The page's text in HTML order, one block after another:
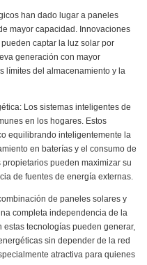
han dado lugar a paneles
mayor capacidad. Innovaciones
captar la luz solar por
generación con mayor
límites del almacenamiento y la
Los sistemas inteligentes de
en los hogares. Estos
equilibrando inteligentemente la
en baterías y el consumo de
pueden maximizar su
de fuentes de energía externas.
de paneles solares y
completa independencia de la
tecnologías pueden generar,
sin depender de la red
atractiva para quienes